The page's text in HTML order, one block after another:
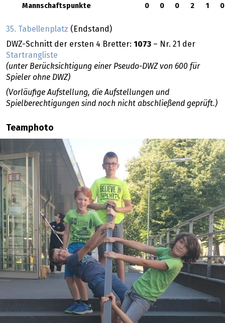
Mannschaftspunkte
0 0 0 2 1 0
35. Tabellenplatz (Endstand)
DWZ-Schnitt der ersten 4 Bretter: 1073 – Nr. 21 der
Startrangliste
(unter Berücksichtigung einer Pseudo-DWZ von 600 für
Spieler ohne DWZ)
(Vorläufige Aufstellung, die Aufstellungen und
Spielberechtigungen sind noch nicht abschließend geprüft.)
Teamphoto